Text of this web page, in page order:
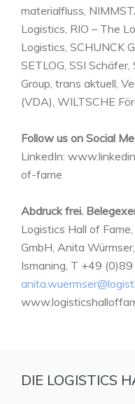
materialfluss,
Logistics, RIO – The
Logistics, SCHUNCK
SETLOG, SSI
Group, trans aktuell,
(VDA), WILTSCHE
Follow us on Social
LinkedIn:
of-fame
Abdruck frei.
Logistics Hall of
GmbH, Anita
Ismaning, T +49
DIE LOGISTICS